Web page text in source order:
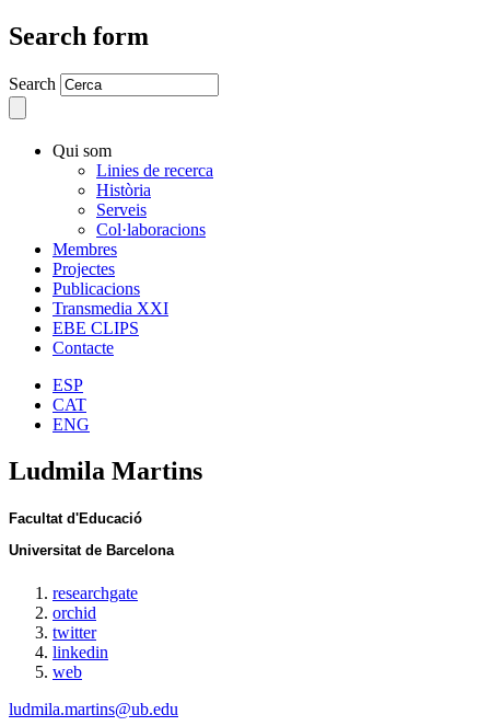
Search form
Search
Qui som
Linies de recerca
Història
Serveis
Col·laboracions
Membres
Projectes
Publicacions
Transmedia XXI
EBE CLIPS
Contacte
ESP
CAT
ENG
Ludmila Martins
Facultat d'Educació
Universitat de Barcelona
researchgate
orchid
twitter
linkedin
web
ludmila.martins@ub.edu